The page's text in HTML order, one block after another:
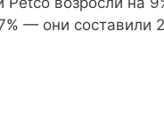
— они